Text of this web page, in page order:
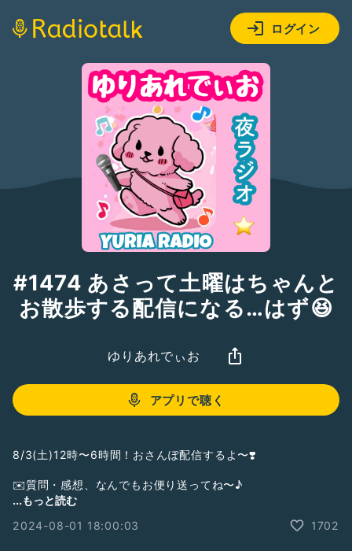
ログイン
#1474 あさって土曜はちゃんと
お散歩する配信になる…はず😆
ゆりあれでぃお
アプリで聴く
8/3(土)12時〜6時間！おさんぽ配信するよ〜❣️
✉️質問・感想、なんでもお便り送ってね〜♪
https://lit.link/yuriapink
...もっと読む
2024-08-01 18:00:03
1702